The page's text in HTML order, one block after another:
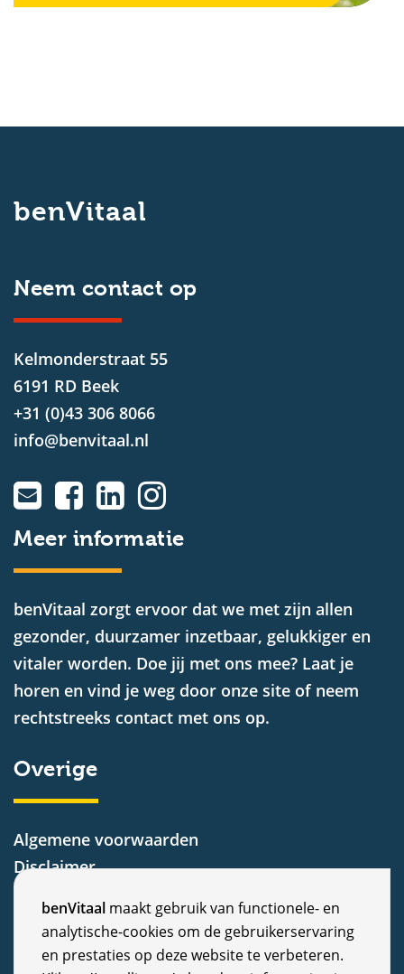
C
o
benVitaal maakt gebruik van functionele- en
analytische-cookies om de gebruikerservaring
en prestaties op deze website te verbeteren.
benVitaal
Neem contact op
Kelmonderstraat 55
6191 RD Beek
+31 (0)43 306 8066
info@benvitaal.nl
Meer informatie
benVitaal zorgt ervoor dat we met zijn allen
gezonder, duurzamer inzetbaar, gelukkiger en
vitaler worden. Doe jij met ons mee? Laat je
horen en vind je weg door onze site of neem
rechtstreeks contact met ons op.
Overige
Algemene voorwaarden
Disclaimer
Cookiebeleid
Nieuws